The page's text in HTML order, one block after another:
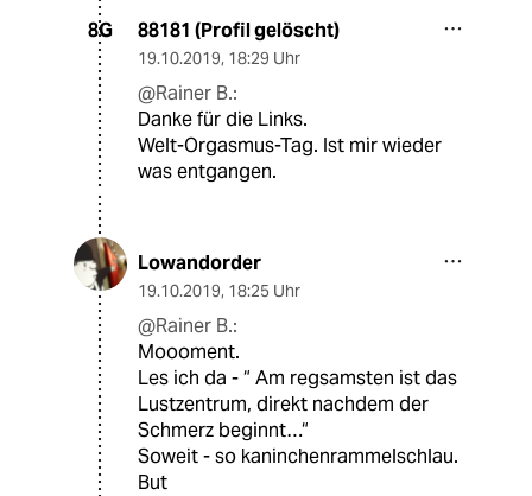
8G 88181 (Profil gelöscht)
19.10.2019, 18:29 Uhr
@Rainer B.:
Danke für die Links.
Welt-Orgasmus-Tag. Ist mir wieder
was entgangen.
Lowandorder
19.10.2019, 18:25 Uhr
@Rainer B.:
Moooment.
Les ich da - “ Am regsamsten ist das
Lustzentrum, direkt nachdem der
Schmerz beginnt…“
Soweit - so kaninchenrammelschlau.
But